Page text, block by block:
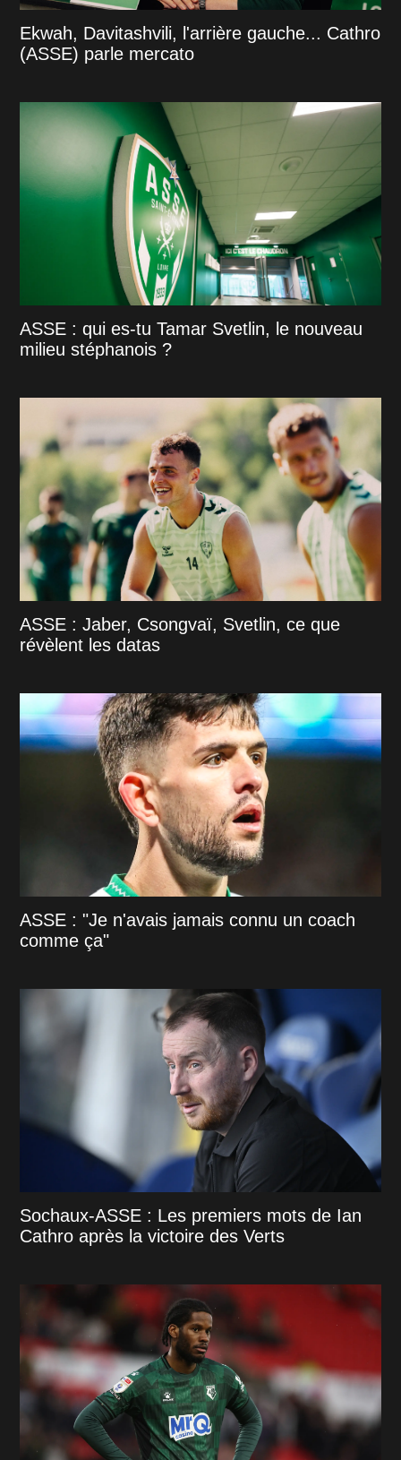
Ekwah, Davitashvili, l'arrière gauche... Cathro
(ASSE) parle mercato
ASSE : qui es-tu Tamar Svetlin, le nouveau
milieu stéphanois ?
ASSE : Jaber, Csongvaï, Svetlin, ce que
révèlent les datas
ASSE : "Je n'avais jamais connu un coach
comme ça"
Sochaux-ASSE : Les premiers mots de Ian
Cathro après la victoire des Verts